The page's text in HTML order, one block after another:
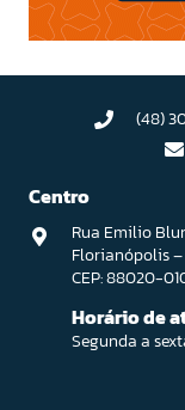
(48)
Centro
Rua Emilio
Florianópolis –
CEP: 88020-
Horário de
Segunda a